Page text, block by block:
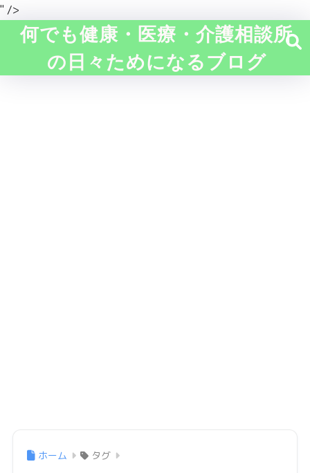
" />
何でも健康・医療・介護相談所
の日々ためになるブログ
ホーム タグ